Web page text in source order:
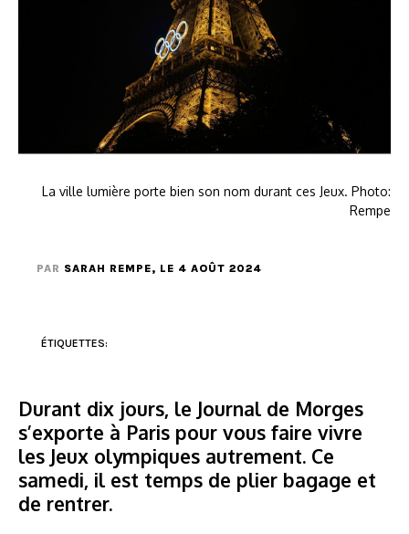
La ville lumière porte bien son nom durant ces Jeux. Photo:
Rempe
PAR SARAH REMPE, LE 4 AOÛT 2024
ÉTIQUETTES:
Durant dix jours, le Journal de Morges
s’exporte à Paris pour vous faire vivre
les Jeux olympiques autrement. Ce
samedi, il est temps de plier bagage et
de rentrer.